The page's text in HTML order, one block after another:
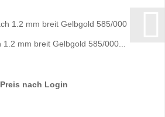
1.2 mm breit Gelbgold 585/000...
Preis nach Login